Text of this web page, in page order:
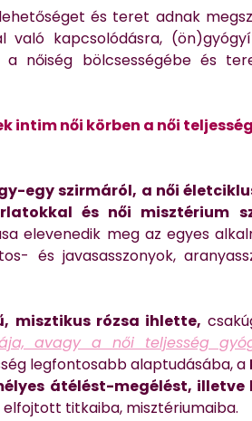
és teret adnak
kapcsolódásra,
a nőiség bölcsességébe és
intim női körben a női
egy szirmáról, a női
és női misztérium
elevenedik meg az egyes
és javasasszonyok,
misztikus rózsa ihlette,
avagy a női teljesség
legfontosabb alaptudásába, a
átélést-megélést,
titkaiba, misztériumaiba.